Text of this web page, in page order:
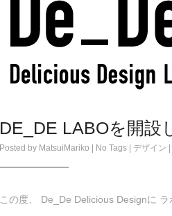
DE_DE LABOを開設
Posted by MatsuiMariko | No Tags | デザイン
この度、 De_De Delicious Designに